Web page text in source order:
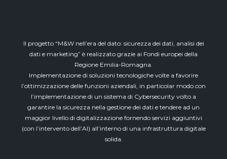
Il progetto “M&W nell’era del dato: sicurezza dei dati, analisi dei
dati e marketing” è realizzato grazie ai Fondi europei della
Regione Emilia-Romagna.
Implementazione di soluzioni tecnologiche volte a favorire
l’ottimizzazione delle funzioni aziendali, in particolar modo con
l’implementazione di un sistema di Cybersecurity volto a
garantire la sicurezza nella gestione dei dati e tendere ad un
maggior livello di digitalizzazione fornendo servizi aggiuntivi
(con l’intervento dell’AI) all’interno di una infrastruttura digitale
solida.